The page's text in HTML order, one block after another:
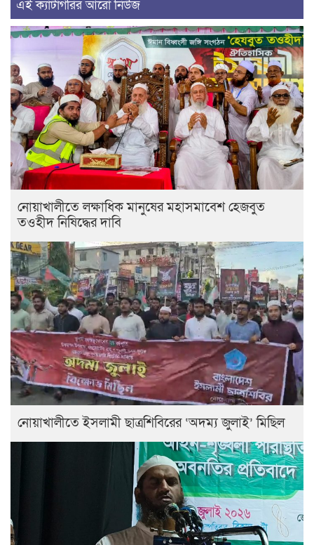
এই ক্যাটাগরির আরো নিউজ
নোয়াখালীতে লক্ষাধিক মানুষের মহাসমাবেশ হেজবুত
তওহীদ নিষিদ্ধের দাবি
নোয়াখালীতে ইসলামী ছাত্রশিবিরের ‘অদম্য জুলাই’ মিছিল